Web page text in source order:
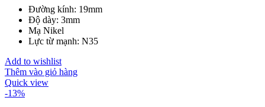
Đường kính: 19mm
Độ dày: 3mm
Mạ Nikel
Lực từ mạnh: N35
Add to wishlist
Thêm vào giỏ hàng
Quick view
-13%